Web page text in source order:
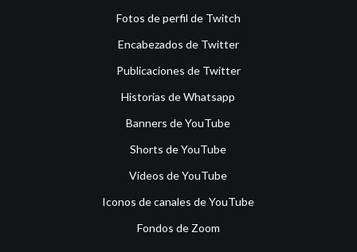
Fotos de perfil de Twitch
Encabezados de Twitter
Publicaciones de Twitter
Historias de Whatsapp
Banners de YouTube
Shorts de YouTube
Vídeos de YouTube
Iconos de canales de YouTube
Fondos de Zoom